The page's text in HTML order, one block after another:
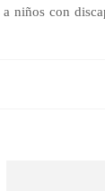
niños con